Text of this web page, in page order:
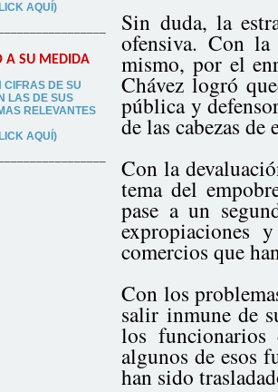
AQUÍ)
A SU MEDIDA
CIFRAS DE SU
LAS DE SUS
RELEVANTES
AQUÍ)
Sin duda, la
ofensiva. Con
mismo, por el
Chávez logró
pública y
de las cabezas
Con la
tema del
pase a un
expropiaciones
comercios que
Con los
salir inmune de
los funcionarios
algunos de esos
han sido